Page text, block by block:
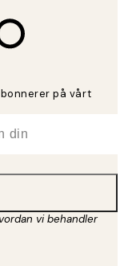
på vårt
vi behandler